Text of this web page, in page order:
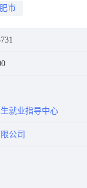
市
就业指导中心
公司